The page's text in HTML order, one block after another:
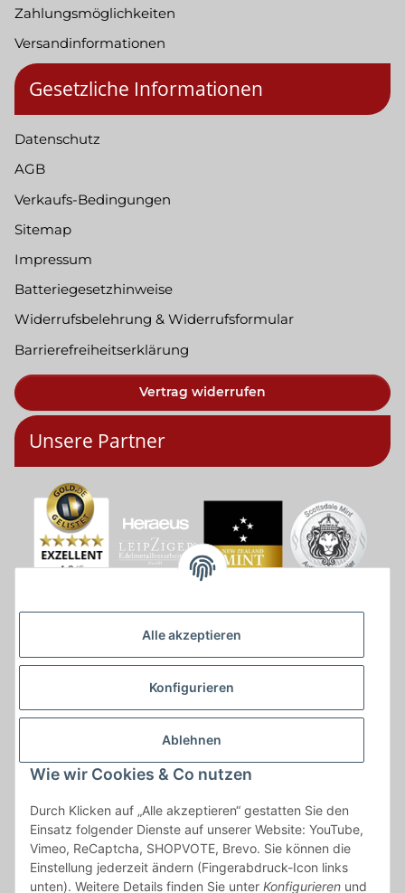
Alle akzeptieren
Konfigurieren
Ablehnen
Wie wir Cookies & Co nutzen
Durch Klicken auf „Alle akzeptieren“ gestatten Sie den
Einsatz folgender Dienste auf unserer Website: YouTube,
Vimeo, ReCaptcha, SHOPVOTE, Brevo. Sie können die
Einstellung jederzeit ändern (Fingerabdruck-Icon links
unten). Weitere Details finden Sie unter Konfigurieren und
Zahlungsmöglichkeiten
Versandinformationen
Gesetzliche Informationen
Datenschutz
AGB
Verkaufs-Bedingungen
Sitemap
Impressum
Batteriegesetzhinweise
Widerrufsbelehrung & Widerrufsformular
Barrierefreiheitserklärung
Vertrag widerrufen
Unsere Partner
* * Lieferzeiten gelten ab Zahlungseingang und innerhalb
Deutschland.Irrtümer vorbehalten. Angaben zur
Auflagenhöhe, Durchmesser, etc. werden nicht garantiert. Der
Kaufvertrag bleibt davon unbetroffen. Alle angegebenen Preise
sind incl. der gesetzlichen UST und, zzgl.Versand| Das Angebot